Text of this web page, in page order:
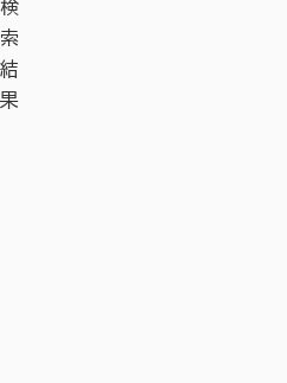
検
索
結
果